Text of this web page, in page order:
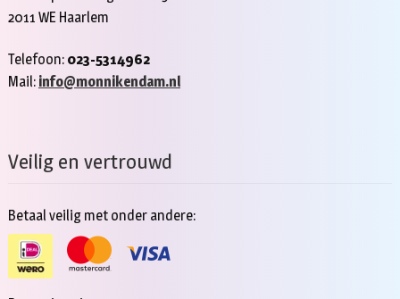
2011 WE Haarlem
Telefoon: 023-5314962
Mail: info@monnikendam.nl
Veilig en vertrouwd
Betaal veilig met onder andere: